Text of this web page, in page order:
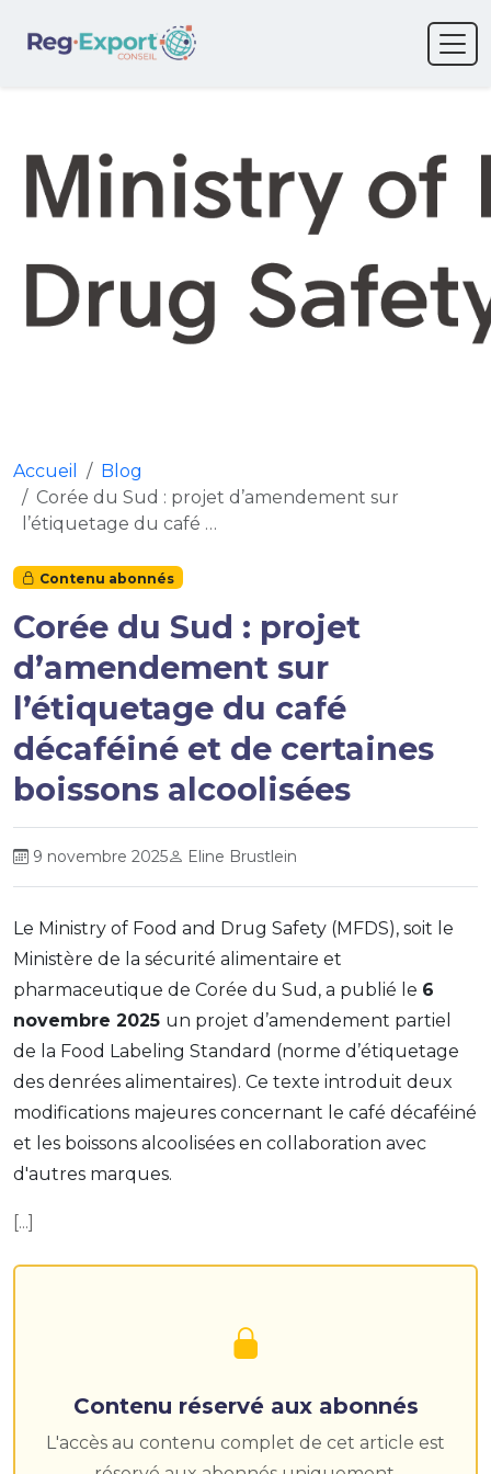
Accueil
Blog
Corée du Sud : projet d’amendement sur
l’étiquetage du café …
Contenu abonnés
Corée du Sud : projet
d’amendement sur
l’étiquetage du café
décaféiné et de certaines
boissons alcoolisées
9 novembre 2025 Eline Brustlein
Le Ministry of Food and Drug Safety (MFDS), soit le
Ministère de la sécurité alimentaire et
pharmaceutique de Corée du Sud, a publié le 6
novembre 2025 un projet d’amendement partiel
de la Food Labeling Standard (norme d’étiquetage
des denrées alimentaires). Ce texte introduit deux
modifications majeures concernant le café décaféiné
et les boissons alcoolisées en collaboration avec
d'autres marques.
[...]
Contenu réservé aux abonnés
L'accès au contenu complet de cet article est